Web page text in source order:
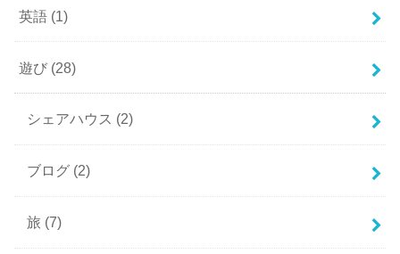
英語 (1)
遊び (28)
シェアハウス (2)
ブログ (2)
旅 (7)